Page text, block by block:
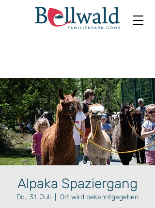
Alpaka Spaziergang
Do., 31. Juli Ort wird bekanntgegeben